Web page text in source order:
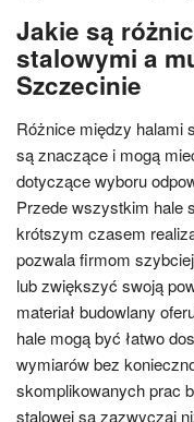
Jakie są
stalowymi a
Szczecinie
Różnice między halami
są znaczące i mogą
dotyczące wyboru
Przede wszystkim hale
krótszym czasem
pozwala firmom
lub zwiększyć swoją
materiał budowlany
hale mogą być łatwo
wymiarów bez
skomplikowanych prac
stalowej są zazwyczaj